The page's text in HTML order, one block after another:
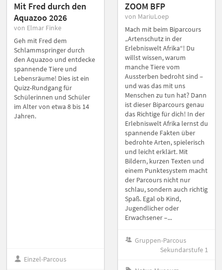
Mit Fred durch den
Aquazoo 2026
von Elmar Finke
Geh mit Fred dem
Schlammspringer durch
den Aquazoo und entdecke
spannende Tiere und
Lebensräume! Dies ist ein
Quizz-Rundgang für
Schülerinnen und Schüler
im Alter von etwa 8 bis 14
Jahren.
Einzel-Parcous
ZOOM BFP
von MariuLoep
Mach mit beim Biparcours
„Artenschutz in der
Erlebniswelt Afrika“! Du
willst wissen, warum
manche Tiere vom
Aussterben bedroht sind –
und was das mit uns
Menschen zu tun hat? Dann
ist dieser Biparcours genau
das Richtige für dich! In der
Erlebniswelt Afrika lernst du
spannende Fakten über
bedrohte Arten, spielerisch
und leicht erklärt. Mit
Bildern, kurzen Texten und
einem Punktesystem macht
der Parcours nicht nur
schlau, sondern auch richtig
Spaß. Egal ob Kind,
Jugendlicher oder
Erwachsener –...
Gruppen-Parcous
Sekundarstufe 1